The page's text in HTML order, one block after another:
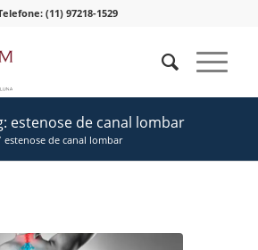
(11) 97218-1529
estenose de canal lombar
estenose de canal lombar